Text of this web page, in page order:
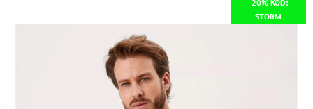
-20% KÓD:
STORM